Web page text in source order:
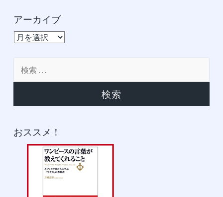
アーカイブ
ア
おススメ！